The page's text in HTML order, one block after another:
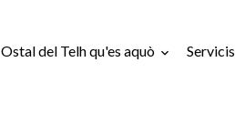
Ostal del Telh qu'es aquò Servicis